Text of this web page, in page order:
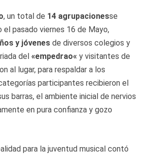
, un total de 14 agrupacionesse
el pasado viernes 16 de Mayo,
y jóvenes de diversos colegios y
del «empedrao« y visitantes de
al lugar, para respaldar a los
participantes recibieron el
barras, el ambiente inicial de nervios
en pura confianza y gozo
para la juventud musical contó